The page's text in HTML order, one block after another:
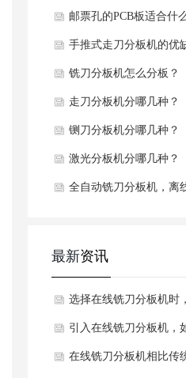
邮票孔的PCB板适合什
去分板
手推式走刀分板机的优
铣刀分板机怎么分板？
走刀分板机分哪几种？
铡刀分板机分哪几种？
激光分板机分哪几种？
全自动铣刀分板机，离
最新资讯
选择在线铣刀分板机时
点关注哪些核心配置和
数？
引入在线铣刀分板机，
其投资回报率（ROI）
在线铣刀分板机相比传